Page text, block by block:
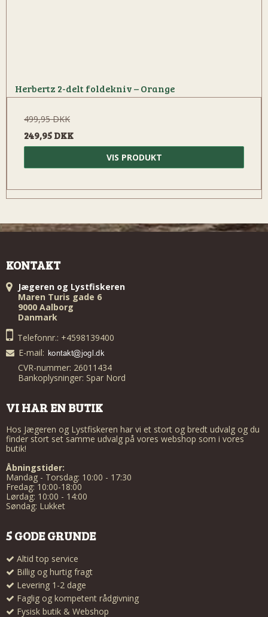
Herbertz 2-delt foldekniv – Orange
499,95 DKK
249,95 DKK
VIS PRODUKT
KONTAKT
Jægeren og Lystfiskeren
Maren Turis gade 6
9000 Aalborg
Danmark
Telefonnr.: +4598139400
E-mail:
CVR-nummer: 26011434
Bankoplysninger: Spar Nord
VI HAR EN BUTIK
Hos Jægeren og Lystfiskeren har vi et stort og bredt udvalg og du
finder stort set samme udvalg på vores webshop som i vores
butik!
Åbningstider:
Mandag - Torsdag: 10:00 - 17:30
Fredag: 10:00-18:00
Lørdag: 10:00 - 14:00
Søndag: Lukket
5 GODE GRUNDE
Altid top service
Billig og hurtig fragt
Levering 1-2 dage
Faglig og kompetent rådgivning
Fysisk butik & Webshop